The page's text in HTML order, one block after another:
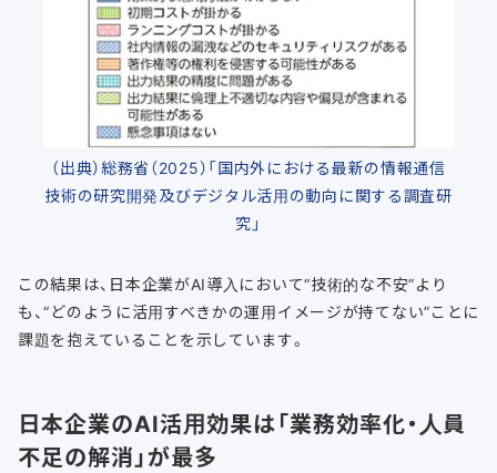
（出典）総務省（2025）「国内外における最新の情報通信
技術の研究開発及びデジタル活用の動向に関する調査研
究」
この結果は、日本企業がAI導入において“技術的な不安”より
も、“どのように活用すべきかの運用イメージが持てない”ことに
課題を抱えていることを示しています。
日本企業のAI活用効果は「業務効率化・人員
不足の解消」が最多